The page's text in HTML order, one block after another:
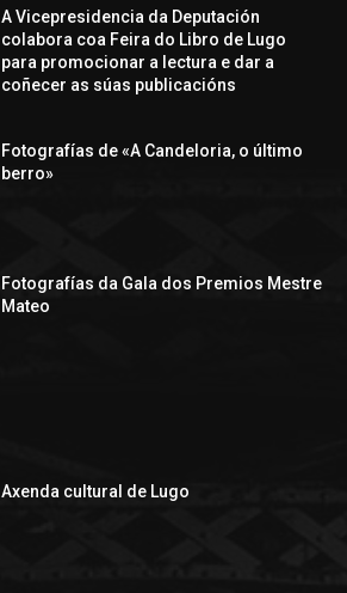
A Vicepresidencia da Deputación
colabora coa Feira do Libro de Lugo
para promocionar a lectura e dar a
coñecer as súas publicacións
Fotografías de «A Candeloria, o último
berro»
Fotografías da Gala dos Premios Mestre
Mateo
Axenda cultural de Lugo